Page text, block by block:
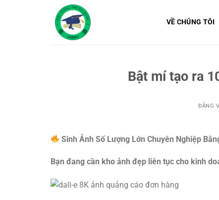
VỀ CHÚNG TÔI
Bật mí tạo ra
ĐĂNG
Sinh Ảnh Số Lượng Lớn Chuyên Nghiệp
Bạn đang cần kho ảnh đẹp liên tục cho kinh